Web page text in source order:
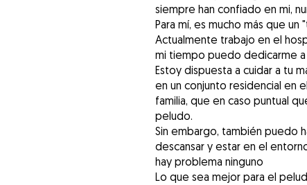
siempre han confiado en mi,
Para mí, es mucho más que
Actualmente trabajo en el
mi tiempo puedo dedicarme a
Estoy dispuesta a cuidar a tu
en un conjunto residencial en
familia, que en caso puntual
peludo.
Sin embargo, también puedo
descansar y estar en el
hay problema ninguno
Lo que sea mejor para el